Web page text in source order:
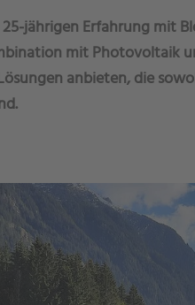
jährigen Erfahrung mit
mit Photovoltaik
anbieten, die